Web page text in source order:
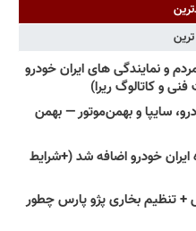
و نمایندگی های ایران خودرو
و کاتالوگ ریرا)
سایپا و بهمن‌موتور — بهمن
ایران خودرو اضافه شد (+شرایط
+ تنظیم بخاری پژو پارس چطور